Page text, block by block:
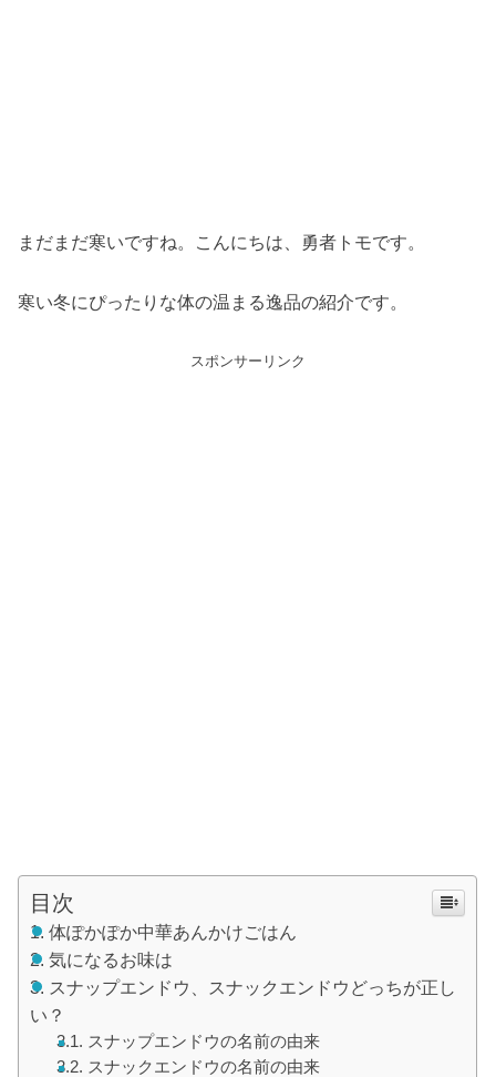
まだまだ寒いですね。こんにちは、勇者トモです。
寒い冬にぴったりな体の温まる逸品の紹介です。
スポンサーリンク
目次
体ぽかぽか中華あんかけごはん
気になるお味は
スナップエンドウ、スナックエンドウどっちが正し
い？
スナップエンドウの名前の由来
スナックエンドウの名前の由来